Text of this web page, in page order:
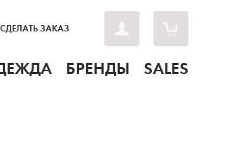
ЗАКАЗ
БРЕНДЫ SALES